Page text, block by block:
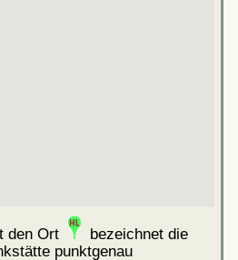
den Ort
bezeichnet die
punktgenau